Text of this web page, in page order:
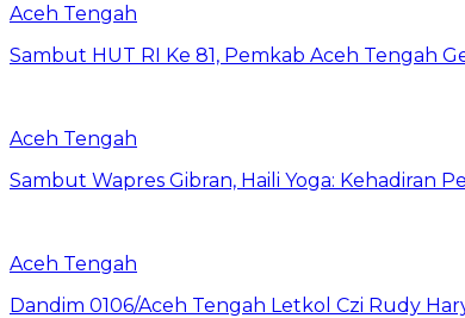
Aceh Tengah
Sambut HUT RI Ke 81, Pemkab Aceh Tengah
Aceh Tengah
‎Sambut Wapres Gibran, Haili Yoga: Kehadiran
Aceh Tengah
Dandim 0106/Aceh Tengah Letkol Czi Rudy